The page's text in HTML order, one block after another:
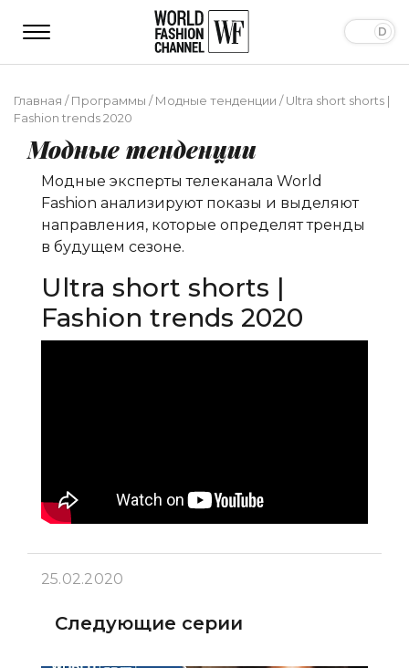
Главная /Программы /Модные тенденции /Ultra short shorts |
Fashion trends 2020
Модные тенденции
Модные эксперты телеканала World
Fashion анализируют показы и выделяют
направления, которые определят тренды
в будущем сезоне.
Ultra short shorts |
Fashion trends 2020
25.02.2020
Следующие серии